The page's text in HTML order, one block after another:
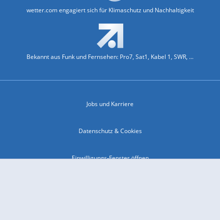
wetter.com engagiert sich für Klimaschutz und Nachhaltigkeit
Bekannt aus Funk und Fernsehen: Pro7, Sat1, Kabel 1, SWR, ...
Jobs und Karriere
Datenschutz & Cookies
Einwilligungs-Fenster öffnen